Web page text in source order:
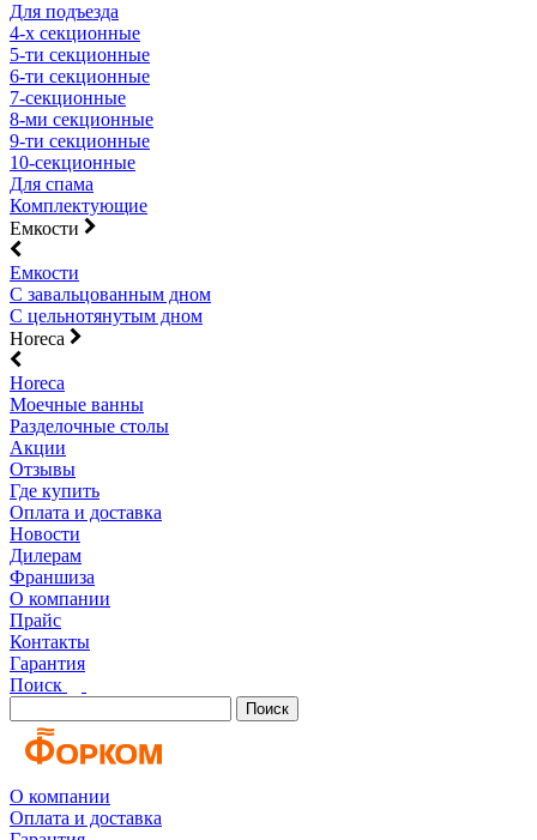
Для подъезда
4-х секционные
5-ти секционные
6-ти секционные
7-секционные
8-ми секционные
9-ти секционные
10-секционные
Для спама
Комплектующие
Емкости
Емкости
С завальцованным дном
С цельнотянутым дном
Horeca
Horeca
Моечные ванны
Разделочные столы
Акции
Отзывы
Где купить
Оплата и доставка
Новости
Дилерам
Франшиза
О компании
Прайс
Контакты
Гарантия
Поиск
Поиск
О компании
Оплата и доставка